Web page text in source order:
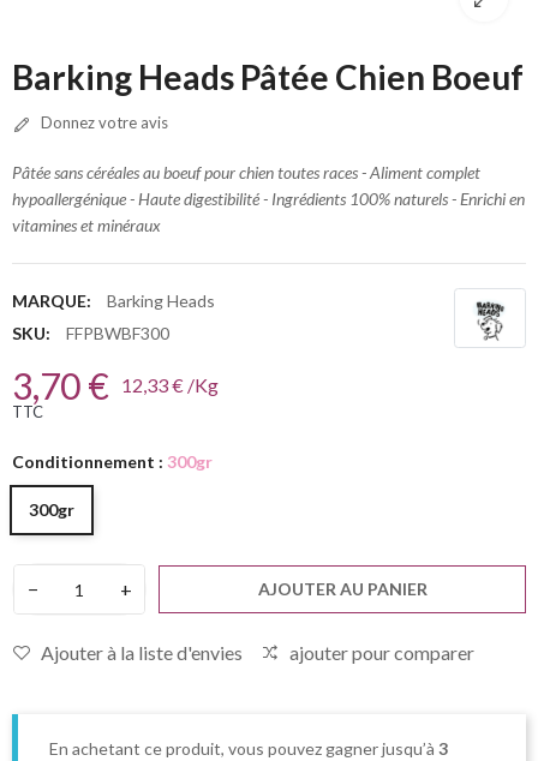
Barking Heads Pâtée Chien Boeuf
Donnez votre avis
Pâtée sans céréales au boeuf pour chien toutes races - Aliment complet
hypoallergénique - Haute digestibilité - Ingrédients 100% naturels - Enrichi en
vitamines et minéraux
MARQUE:
Barking Heads
SKU:
FFPBWBF300
3,70 € 12,33 € /Kg
TTC
Conditionnement : 300gr
300gr
− + AJOUTER AU PANIER
Ajouter à la liste d'envies ajouter pour comparer
En achetant ce produit, vous pouvez gagner jusqu’à3